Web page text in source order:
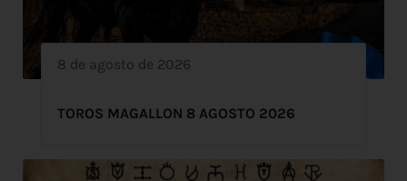
8 de agosto de 2026
TOROS MAGALLON 8 AGOSTO 2026